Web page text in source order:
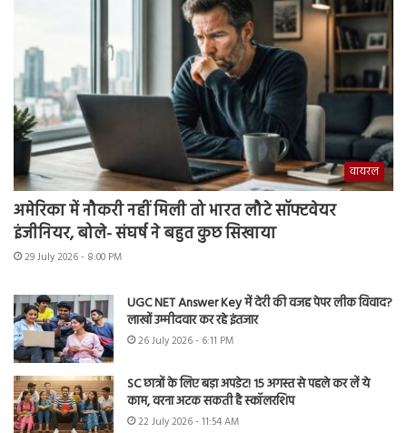
वायरल
अमेरिका में नौकरी नहीं मिली तो भारत लौटे सॉफ्टवेयर
इंजीनियर, बोले- संघर्ष ने बहुत कुछ सिखाया
29 July 2026 - 8:00 PM
UGC NET Answer Key में देरी की वजह पेपर लीक विवाद?
लाखों उम्मीदवार कर रहे इंतजार
26 July 2026 - 6:11 PM
SC छात्रों के लिए बड़ा अपडेट! 15 अगस्त से पहले कर लें ये
काम, वरना अटक सकती है स्कॉलरशिप
22 July 2026 - 11:54 AM